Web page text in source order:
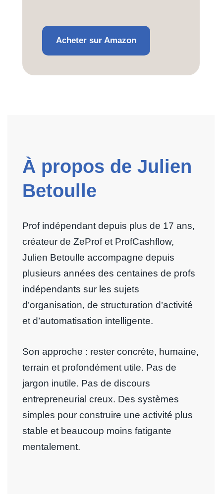
Acheter sur Amazon
À propos de Julien
Betoulle
Prof indépendant depuis plus de 17 ans,
créateur de ZeProf et ProfCashflow,
Julien Betoulle accompagne depuis
plusieurs années des centaines de profs
indépendants sur les sujets
d’organisation, de structuration d’activité
et d’automatisation intelligente.
Son approche : rester concrète, humaine,
terrain et profondément utile. Pas de
jargon inutile. Pas de discours
entrepreneurial creux. Des systèmes
simples pour construire une activité plus
stable et beaucoup moins fatigante
mentalement.